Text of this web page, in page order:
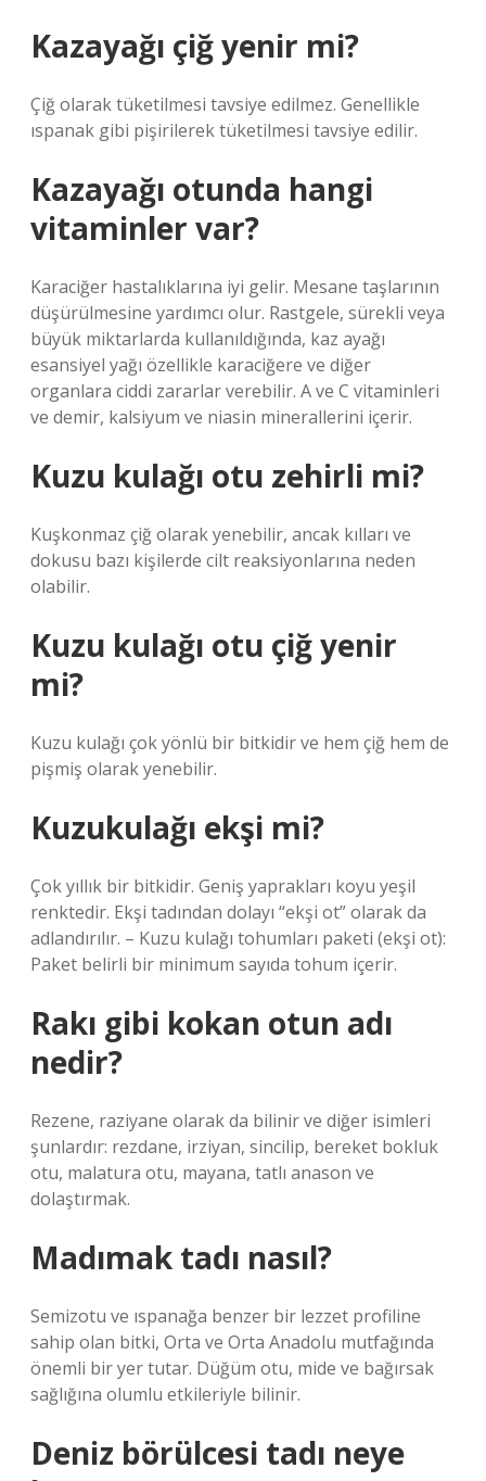
Kazayağı çiğ yenir mi?
Çiğ olarak tüketilmesi tavsiye edilmez. Genellikle
ıspanak gibi pişirilerek tüketilmesi tavsiye edilir.
Kazayağı otunda hangi
vitaminler var?
Karaciğer hastalıklarına iyi gelir. Mesane taşlarının
düşürülmesine yardımcı olur. Rastgele, sürekli veya
büyük miktarlarda kullanıldığında, kaz ayağı
esansiyel yağı özellikle karaciğere ve diğer
organlara ciddi zararlar verebilir. A ve C vitaminleri
ve demir, kalsiyum ve niasin minerallerini içerir.
Kuzu kulağı otu zehirli mi?
Kuşkonmaz çiğ olarak yenebilir, ancak kılları ve
dokusu bazı kişilerde cilt reaksiyonlarına neden
olabilir.
Kuzu kulağı otu çiğ yenir
mi?
Kuzu kulağı çok yönlü bir bitkidir ve hem çiğ hem de
pişmiş olarak yenebilir.
Kuzukulağı ekşi mi?
Çok yıllık bir bitkidir. Geniş yaprakları koyu yeşil
renktedir. Ekşi tadından dolayı “ekşi ot” olarak da
adlandırılır. – Kuzu kulağı tohumları paketi (ekşi ot):
Paket belirli bir minimum sayıda tohum içerir.
Rakı gibi kokan otun adı
nedir?
Rezene, raziyane olarak da bilinir ve diğer isimleri
şunlardır: rezdane, irziyan, sincilip, bereket bokluk
otu, malatura otu, mayana, tatlı anason ve
dolaştırmak.
Madımak tadı nasıl?
Semizotu ve ıspanağa benzer bir lezzet profiline
sahip olan bitki, Orta ve Orta Anadolu mutfağında
önemli bir yer tutar. Düğüm otu, mide ve bağırsak
sağlığına olumlu etkileriyle bilinir.
Deniz börülcesi tadı neye